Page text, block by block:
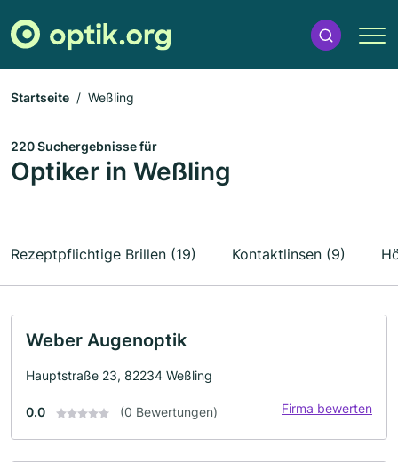
Startseite Weßling
220 Suchergebnisse für
Optiker in Weßling
Rezeptpflichtige Brillen (19) Kontaktlinsen (9)
Weber Augenoptik
Hauptstraße 23, 82234 Weßling
0.0 (0 Bewertungen) Firma bewerten